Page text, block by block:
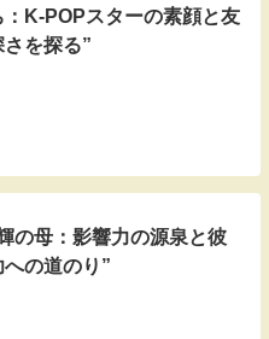
：K-POPスターの素顔と友
を探る”
の母：影響力の源泉と彼
の道のり”